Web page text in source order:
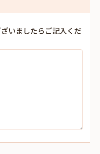
いましたらご記入くだ